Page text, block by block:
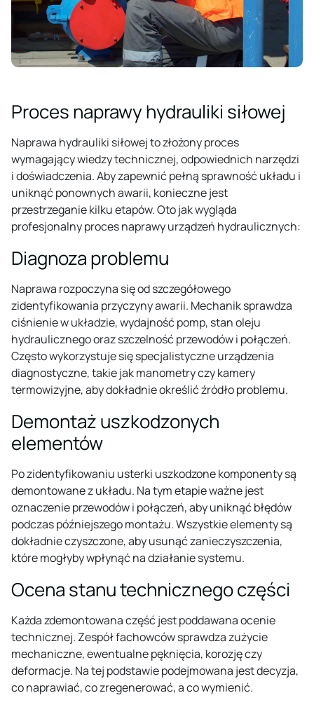
Proces naprawy hydrauliki siłowej
Naprawa hydrauliki siłowej to złożony proces
wymagający wiedzy technicznej, odpowiednich narzędzi
i doświadczenia. Aby zapewnić pełną sprawność układu i
uniknąć ponownych awarii, konieczne jest
przestrzeganie kilku etapów. Oto jak wygląda
profesjonalny proces naprawy urządzeń hydraulicznych:
Diagnoza problemu
Naprawa rozpoczyna się od szczegółowego
zidentyfikowania przyczyny awarii. Mechanik sprawdza
ciśnienie w układzie, wydajność pomp, stan oleju
hydraulicznego oraz szczelność przewodów i połączeń.
Często wykorzystuje się specjalistyczne urządzenia
diagnostyczne, takie jak manometry czy kamery
termowizyjne, aby dokładnie określić źródło problemu.
Demontaż uszkodzonych
elementów
Po zidentyfikowaniu usterki uszkodzone komponenty są
demontowane z układu. Na tym etapie ważne jest
oznaczenie przewodów i połączeń, aby uniknąć błędów
podczas późniejszego montażu. Wszystkie elementy są
dokładnie czyszczone, aby usunąć zanieczyszczenia,
które mogłyby wpłynąć na działanie systemu.
Ocena stanu technicznego części
Każda zdemontowana część jest poddawana ocenie
technicznej. Zespół fachowców sprawdza zużycie
mechaniczne, ewentualne pęknięcia, korozję czy
deformacje. Na tej podstawie podejmowana jest decyzja,
co naprawiać, co zregenerować, a co wymienić.